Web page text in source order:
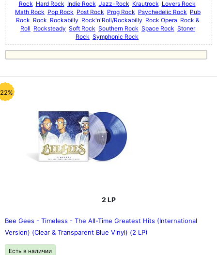
Rock Hard Rock Indie Rock Jazz-Rock Krautrock Lovers Rock
Math Rock Pop Rock Post Rock Prog Rock Psychedelic Rock Pub
Rock Rock Rockabilly Rock'n'Roll/Rockabilly Rock Opera Rock &
Roll Rocksteady Soft Rock Southern Rock Space Rock Stoner
Rock Symphonic Rock
2 LP
Bee Gees - Timeless - The All-Time Greatest Hits (International
Version) (Clear & Transparent Blue Vinyl) (2 LP)
Есть в наличии